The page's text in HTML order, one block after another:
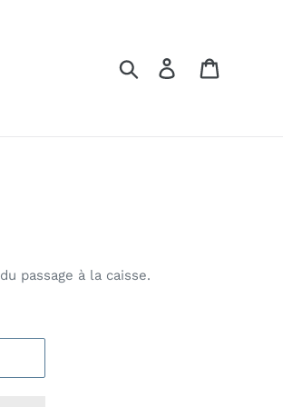
RechercherSe connecter
passage à la caisse.